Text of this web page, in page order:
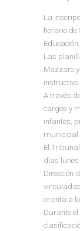
La
horario de
Las
Mazzaro
A través
cargos y
infantes,
municipal.
El
días lunes
Dirección
orienta a
Durante